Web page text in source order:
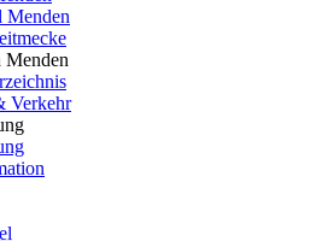
Menden
Menden
Verkehr